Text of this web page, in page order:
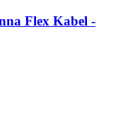
Flex Kabel -